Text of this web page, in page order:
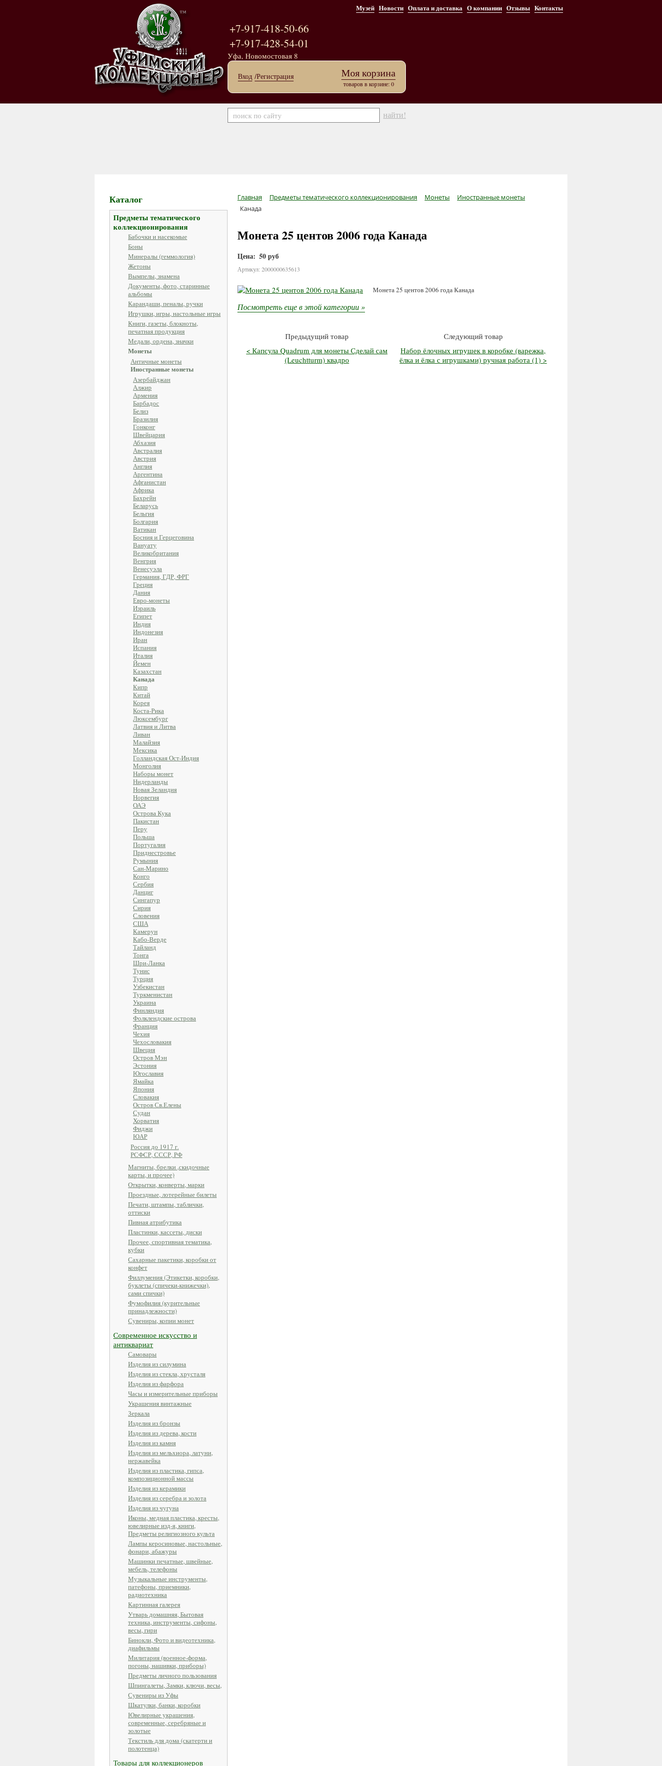
Музей Новости Оплата и доставка О компании Отзывы Контакты
+7-917-418-50-66
+7-917-428-54-01
Уфа, Новомостовая 8
Вход /Регистрация Моя корзина
товаров в корзине: 0
найти!
Каталог
Предметы тематического
коллекционирования
Бабочки и насекомые
Боны
Минералы (геммология)
Жетоны
Вымпелы, знамена
Документы, фото, старинные
альбомы
Карандаши, пеналы, ручки
Игрушки, игры, настольные игры
Книги, газеты, блокноты,
печатная продукция
Медали, ордена, значки
Монеты
Античные монеты
Иностранные монеты
Азербайджан
Алжир
Армения
Барбадос
Белиз
Бразилия
Гонконг
Швейцария
Абхазия
Австралия
Австрия
Англия
Аргентина
Афганистан
Африка
Бахрейн
Беларусь
Бельгия
Болгария
Ватикан
Босния и Герцеговина
Вануату
Великобритания
Венгрия
Венесуэла
Германия, ГДР, ФРГ
Греция
Дания
Евро-монеты
Израиль
Египет
Индия
Индонезия
Иран
Испания
Италия
Йемен
Казахстан
Канада
Кипр
Китай
Корея
Коста-Рика
Люксембург
Латвия и Литва
Ливан
Малайзия
Мексика
Голландская Ост-Индия
Монголия
Наборы монет
Нидерланды
Новая Зеландия
Норвегия
ОАЭ
Острова Кука
Пакистан
Перу
Польша
Португалия
Приднестровье
Румыния
Сан-Марино
Конго
Сербия
Данциг
Сингапур
Сирия
Словения
США
Камерун
Кабо-Верде
Тайланд
Тонга
Шри-Ланка
Тунис
Турция
Узбекистан
Туркменистан
Украина
Финляндия
Фолклендские острова
Франция
Чехия
Чехословакия
Швеция
Остров Мэн
Эстония
Югославия
Ямайка
Япония
Словакия
Остров Св.Елены
Судан
Хорватия
Фиджи
ЮАР
Россия до 1917 г.
РСФСР, СССР, РФ
Магниты, брелки ,скидочные
карты, и прочее)
Открытки, конверты, марки
Проездные, лотерейные билеты
Печати, штампы, таблички,
оттиски
Пивная атрибутика
Пластинки, кассеты, диски
Прочее, спортивная тематика,
кубки
Сахарные пакетики, коробки от
конфет
Филлумения (Этикетки, коробки,
буклеты (спичеки-книжечки),
сами спички)
Фумофилия (курительные
принадлежности)
Сувениры, копии монет
Современное искусство и
антиквариат
Самовары
Изделия из силумина
Изделия из стекла, хрусталя
Изделия из фарфора
Часы и измерительные приборы
Украшения винтажные
Зеркала
Изделия из бронзы
Изделия из дерева, кости
Изделия из камня
Изделия из мельхиора, латуни,
нержавейка
Изделия из пластика, гипса,
композиционной массы
Изделия из керамики
Изделия из серебра и золота
Изделия из чугуна
Иконы, медная пластика, кресты,
ювелирные изд-я, книги,
Предметы религиозного культа
Лампы керосиновые, настольные,
фонари, абажуры
Машинки печатные, швейные,
мебель, телефоны
Музыкальные инструменты,
патефоны, приемники,
радиотехника
Картинная галерея
Утварь домашняя, Бытовая
техника, инструменты, сифоны,
весы, гири
Бинокли, Фото и видеотехника,
диафильмы
Милитария (военное-форма,
погоны, нашивки, приборы)
Предметы личного пользования
Шпингалеты, Замки, ключи, весы,
Сувениры из Уфы
Шкатулки, банки, коробки
Ювелирные украшения,
современные, серебряные и
золотые
Текстиль для дома (скатерти и
полотенца)
Товары для коллекционеров
Главная Предметы тематического коллекционирования Монеты
Иностранные монеты
Канада
Монета 25 центов 2006 года Канада
Цена: 50 руб
Артикул: 2000000635613
Монета 25 центов 2006 года Канада
Посмотреть еще в этой категории »
Предыдущий товар
< Капсула Quadrum для монеты Сделай сам
(Leuchtturm) квадро
Следующий товар
Набор ёлочных игрушек в коробке (варежка,
ёлка и ёлка с игрушками) ручная работа (1) >